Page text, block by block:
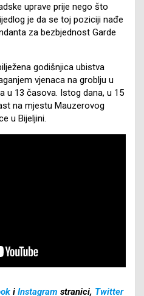
uprave prije nego što
je da se toj poziciji nađe
za bezbjednost Garde
godišnjica ubistva
vjenaca na groblju u
u 13 časova. Istog dana, u 15
na mjestu Mauzerovog
u Bijeljini.
i Instagram stranici, Twitter